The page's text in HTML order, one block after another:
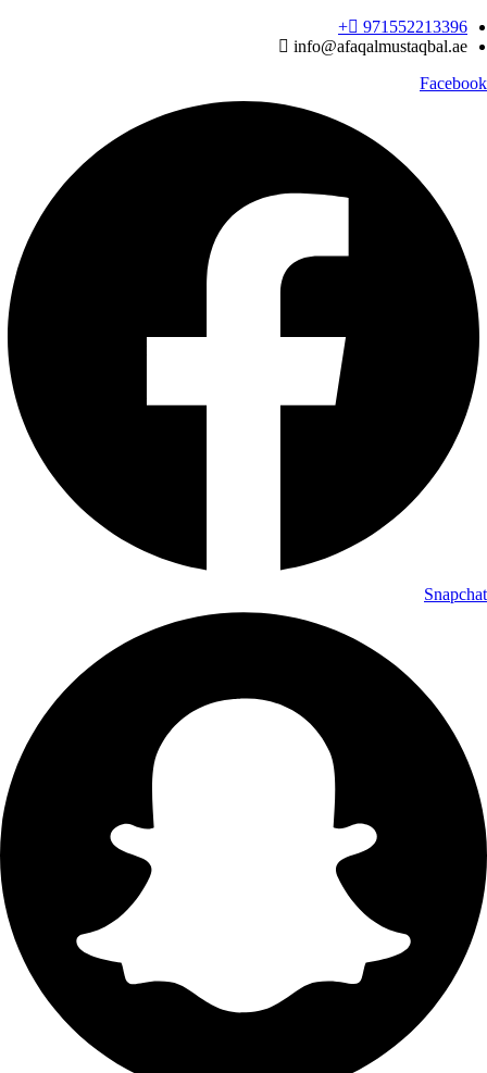
Skip
to
971552213396‬+
info@afaqalmustaqbal.ae
Facebook
Snapchat